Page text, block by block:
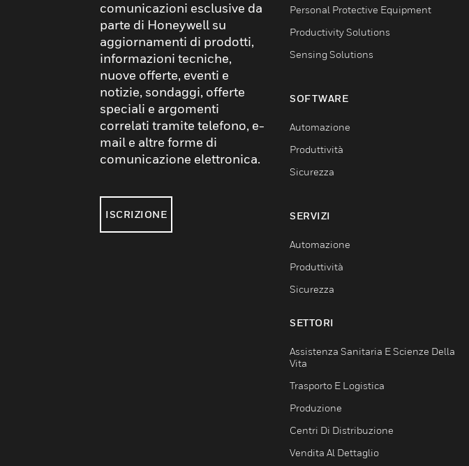
comunicazioni esclusive da
parte di Honeywell su
aggiornamenti di prodotti,
informazioni tecniche,
nuove offerte, eventi e
notizie, sondaggi, offerte
speciali e argomenti
correlati tramite telefono, e-
mail e altre forme di
comunicazione elettronica.
ISCRIZIONE
Personal Protective Equipment
Productivity Solutions
Sensing Solutions
SOFTWARE
Automazione
Produttività
Sicurezza
SERVIZI
Automazione
Produttività
Sicurezza
SETTORI
Assistenza Sanitaria E Scienze Della
Vita
Trasporto E Logistica
Produzione
Centri Di Distribuzione
Vendita Al Dettaglio